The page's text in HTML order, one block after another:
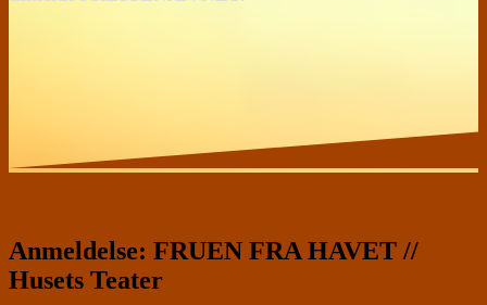
Anmeldelse: FRUEN FRA HAVET //
Husets Teater